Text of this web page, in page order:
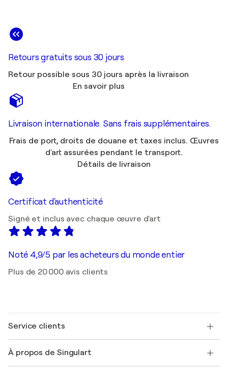
Retours gratuits sous 30 jours
Retour possible sous 30 jours après la livraison
En savoir plus
Livraison internationale. Sans frais supplémentaires.
Frais de port, droits de douane et taxes inclus. Œuvres
d'art assurées pendant le transport.
Détails de livraison
Certificat d'authenticité
Signé et inclus avec chaque œuvre d'art
Noté 4,9/5 par les acheteurs du monde entier
Plus de 20 000 avis clients
Service clients
Expédition
À propos de Singulart